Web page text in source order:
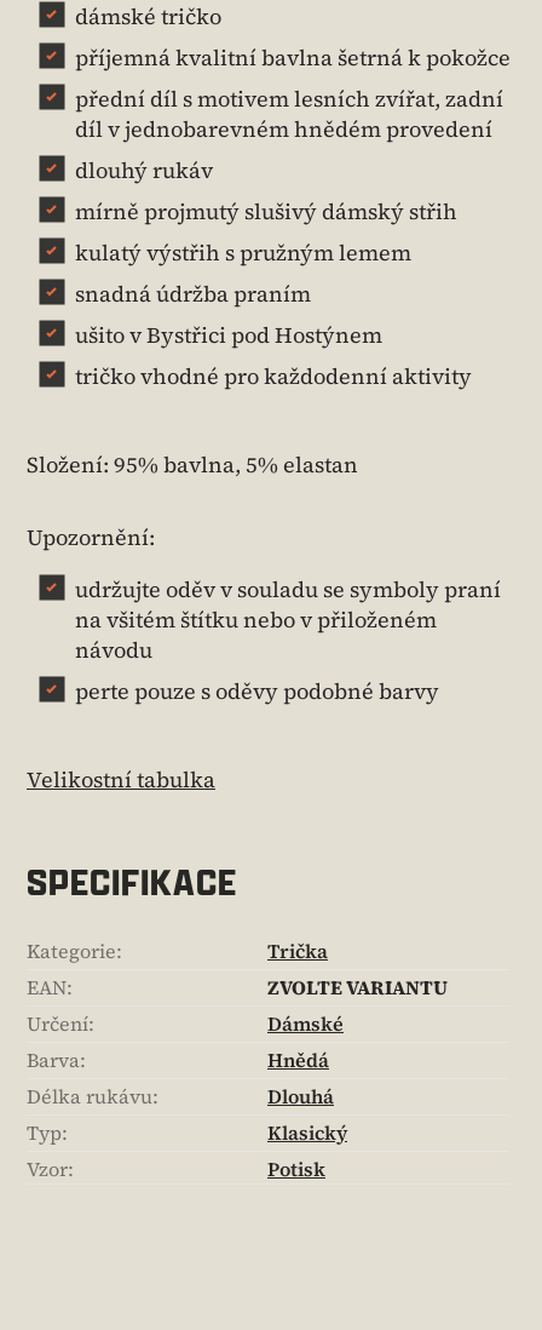
dámské tričko
příjemná kvalitní bavlna šetrná k pokožce
přední díl s motivem lesních zvířat, zadní
díl v jednobarevném hnědém provedení
dlouhý rukáv
mírně projmutý slušivý dámský střih
kulatý výstřih s pružným lemem
snadná údržba praním
ušito v Bystřici pod Hostýnem
tričko vhodné pro každodenní aktivity
Složení: 95% bavlna, 5% elastan
Upozornění:
udržujte oděv v souladu se symboly praní
na všitém štítku nebo v přiloženém
návodu
perte pouze s oděvy podobné barvy
Velikostní tabulka
SPECIFIKACE
Kategorie:
Trička
EAN:
ZVOLTE VARIANTU
Určení:
Dámské
Barva:
Hnědá
Délka rukávu:
Dlouhá
Typ:
Klasický
Vzor: Potisk